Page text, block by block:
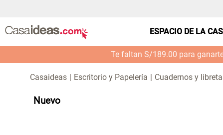
ESPACIO DE LA
Te faltan S/189.00 para
Escritorio y Papelería Cuadernos y
Nuevo